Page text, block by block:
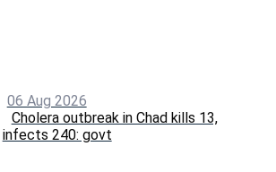
06 Aug 2026
Cholera outbreak in Chad kills 13,
infects 240: govt